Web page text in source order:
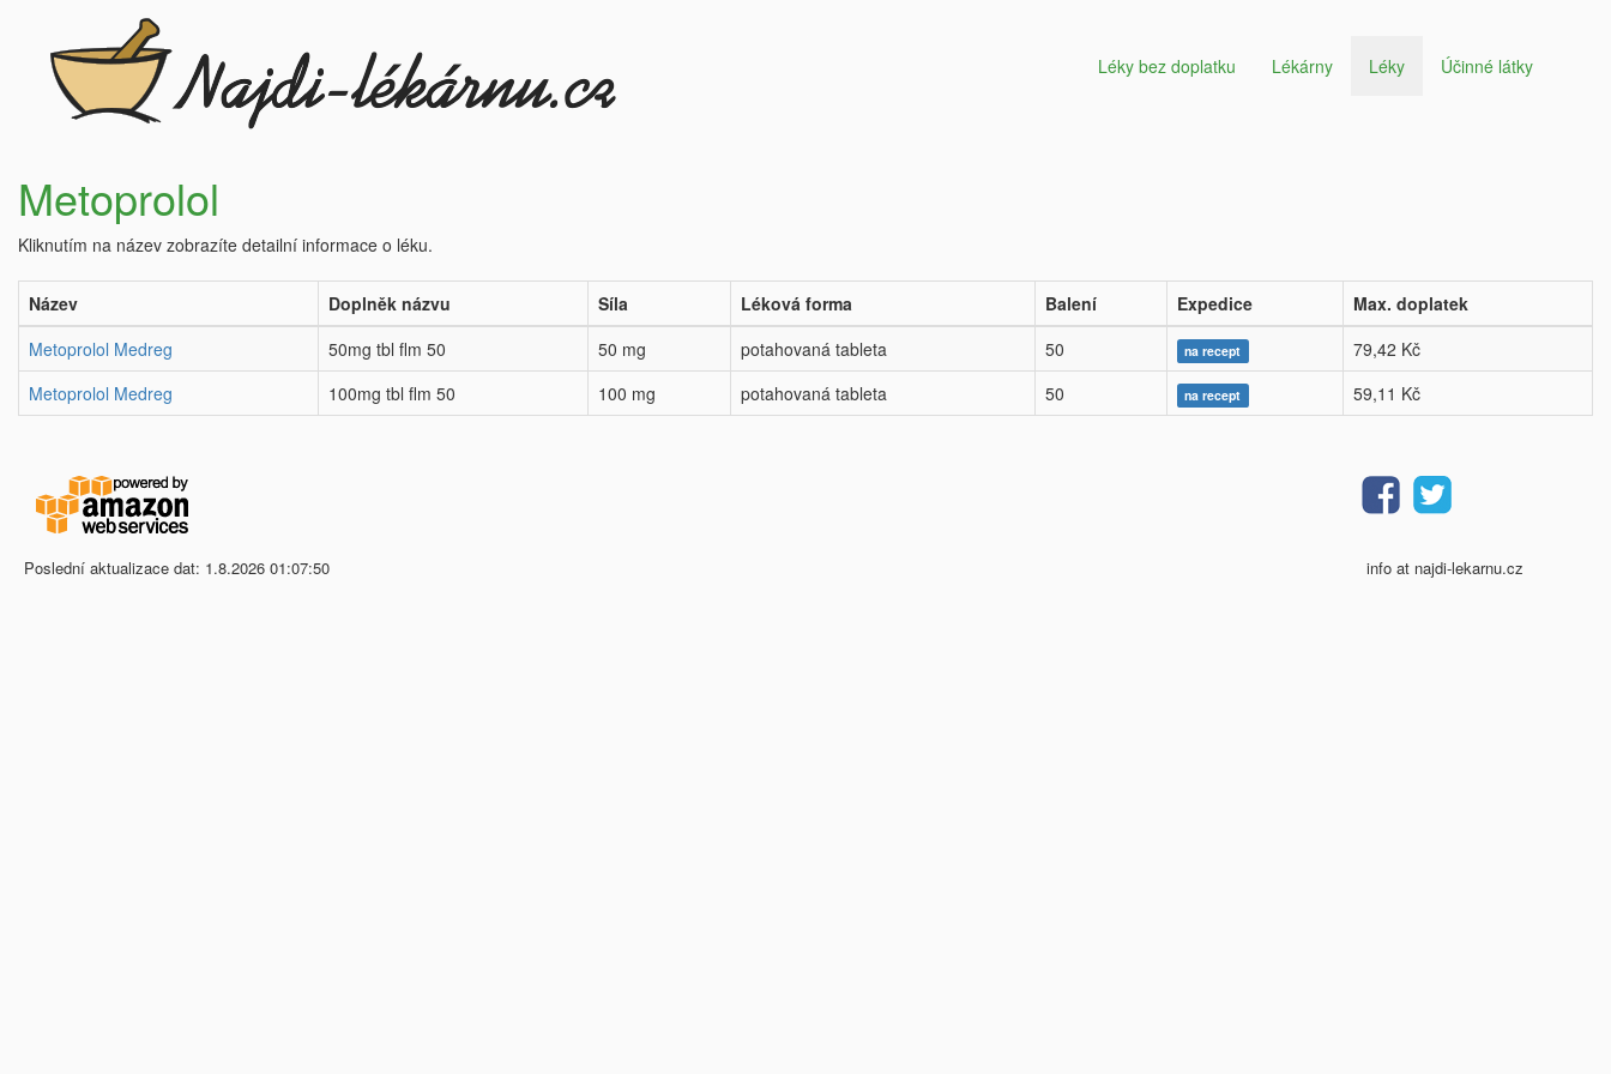
Léky bez doplatku Lékárny Léky Účinné látky
Metoprolol
Kliknutím na název zobrazíte detailní informace o léku.
Název Doplněk názvu Síla Léková forma Balení Expedice
Max. doplatek
Metoprolol Medreg
50mg tbl flm 50 50 mg potahovaná tableta 50 na recept
79,42 Kč
Metoprolol Medreg
100mg tbl flm 50 100 mg potahovaná tableta 50 na recept 59,11 Kč
Poslední aktualizace dat: 1.8.2026 01:07:50 info at najdi-lekarnu.cz